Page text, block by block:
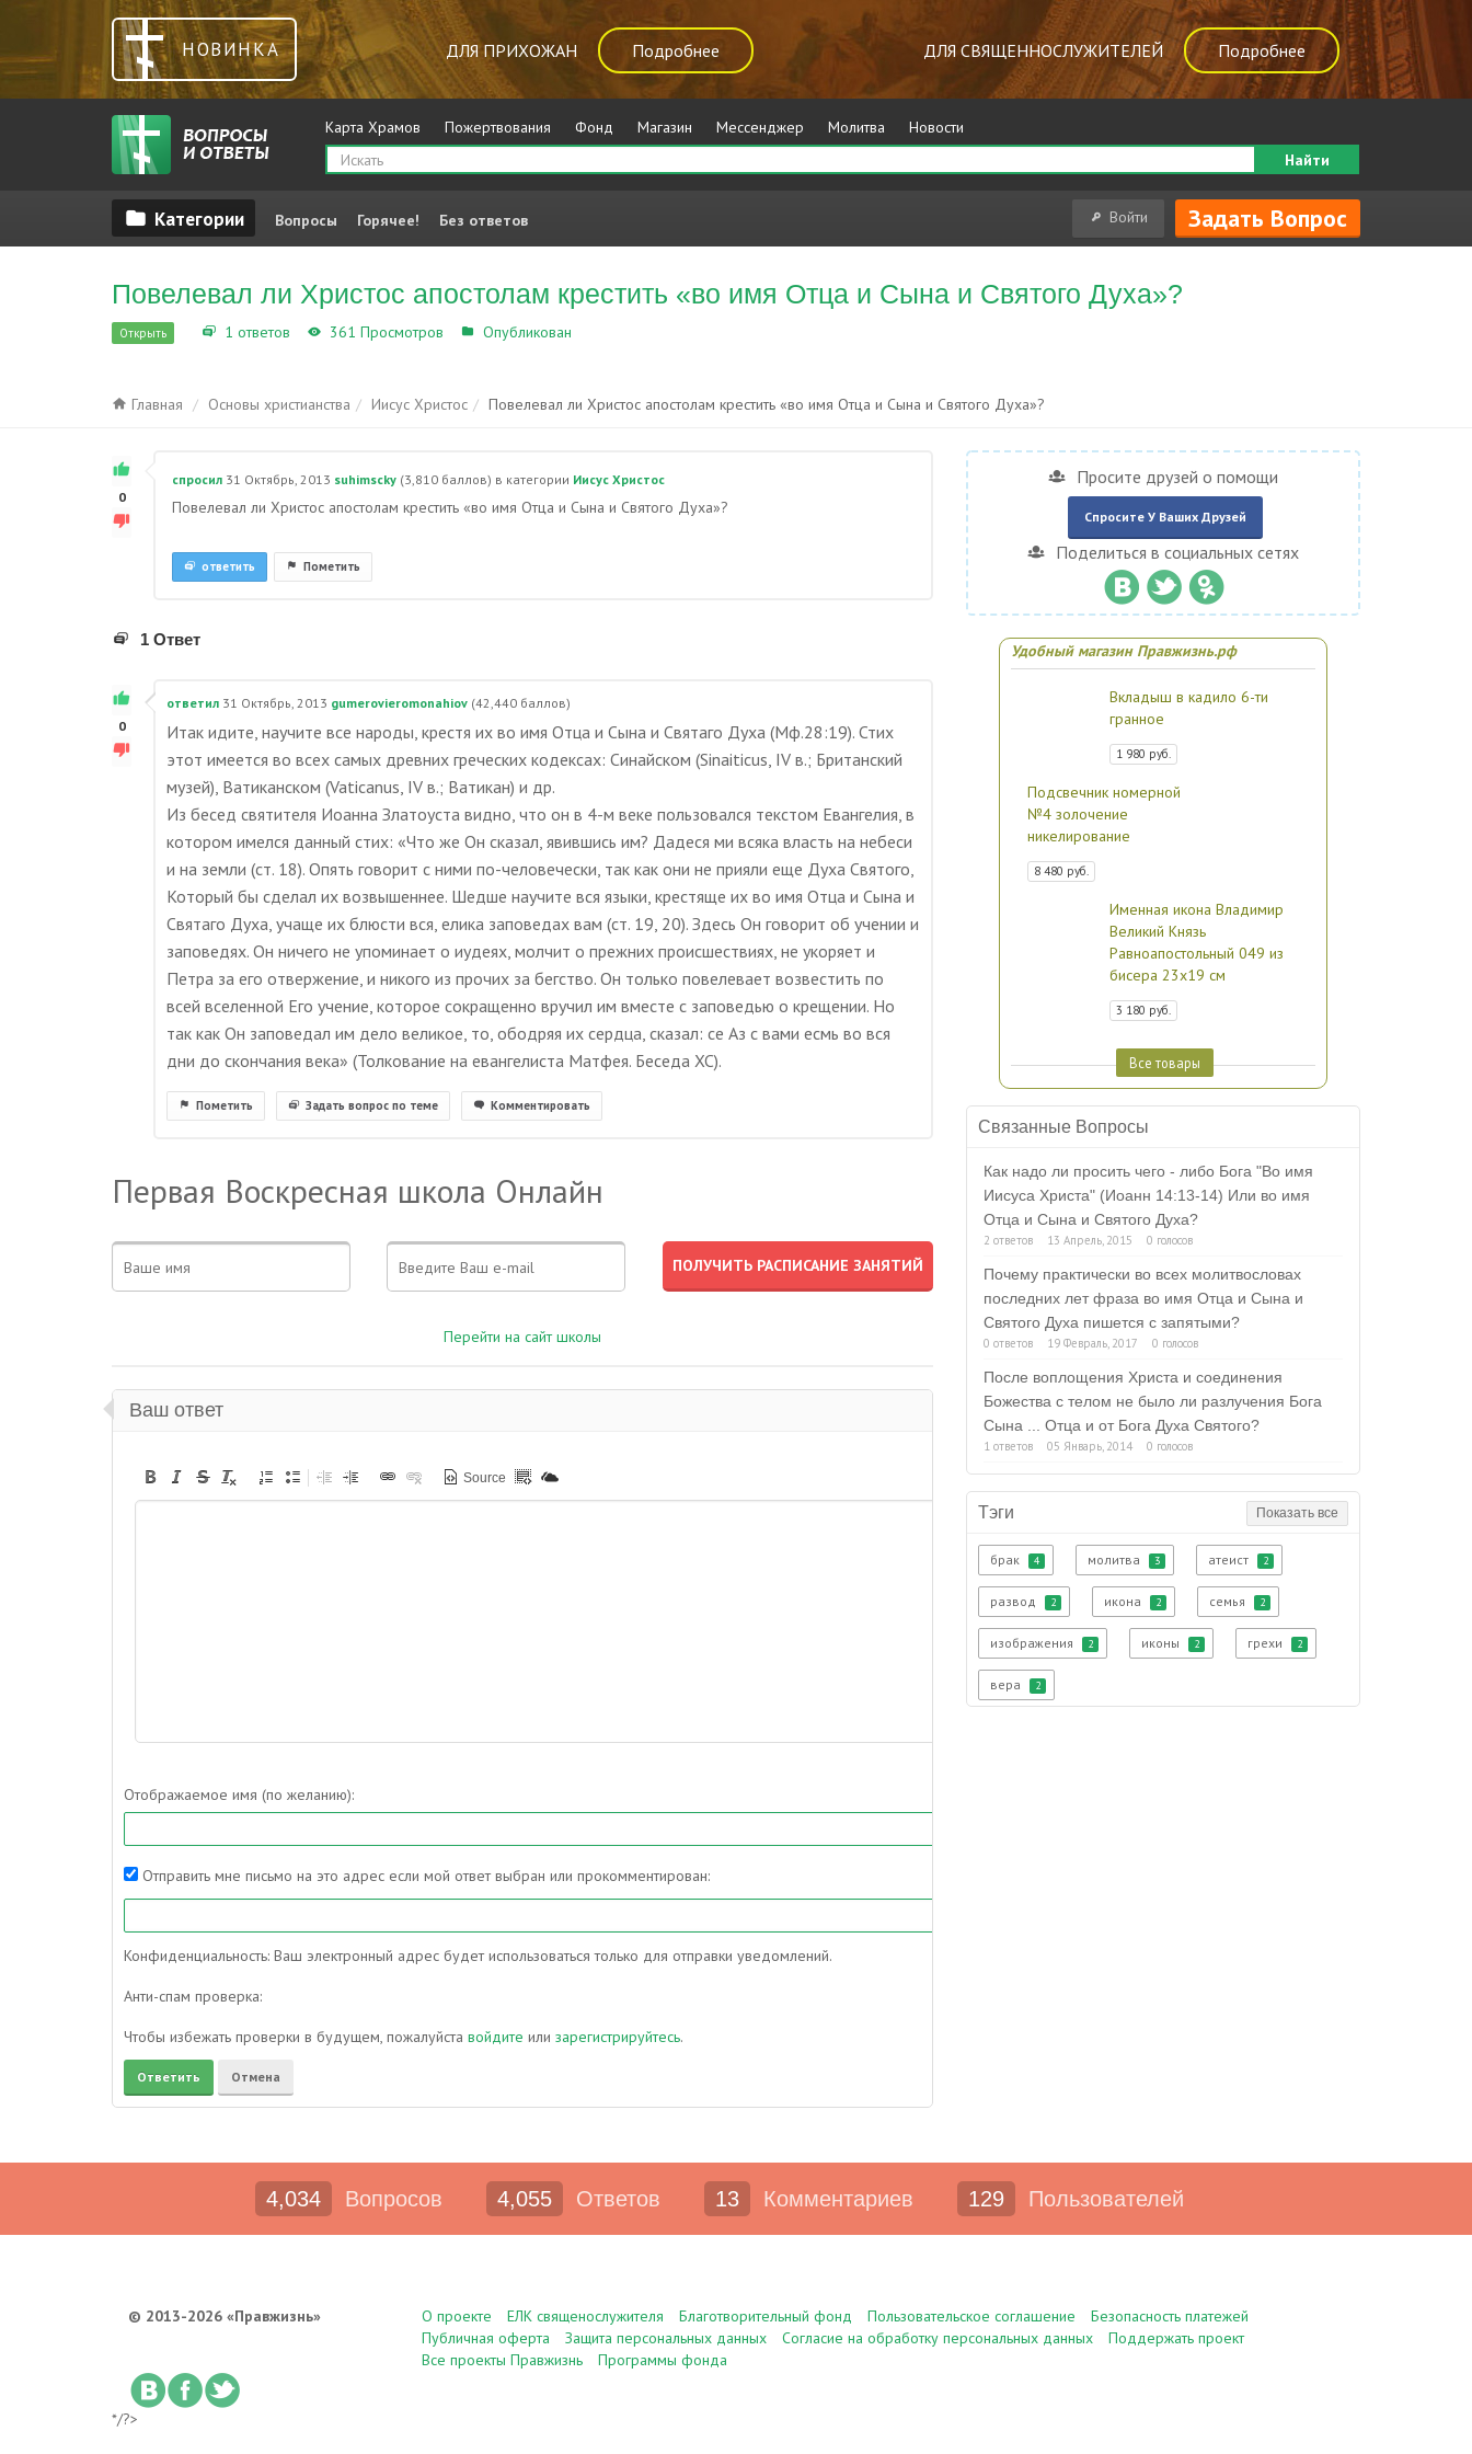
НОВИНКА ДЛЯ ПРИХОЖАН Подробнее ДЛЯ СВЯЩЕННОСЛУЖИТЕЛЕЙ Подробнее
Карта Храмов Пожертвования Фонд Магазин Мессенджер Молитва
Новости
Найти
Вопросы Горячее! Без ответов Войти Задать Вопрос
Повелевал ли Христос апостолам крестить «во имя Отца и Сына и Святого Духа»?
Открыть 1 ответов 361 Просмотров Опубликован
Главная Основы христианства Иисус Христос Повелевал ли Христос апостолам крестить «во имя Отца и Сына и Святого Духа»?
0
спросил 31 Октябрь, 2013 suhimscky (3,810 баллов) в категории Иисус Христос
Повелевал ли Христос апостолам крестить «во имя Отца и Сына и Святого Духа»?
Пометить
ответить
1 Ответ
0
ответил 31 Октябрь, 2013 gumerovieromonahiov (42,440 баллов)
Итак идите, научите все народы, крестя их во имя Отца и Сына и Святаго Духа (Мф.28:19). Стих
этот имеется во всех самых древних греческих кодексах: Синайском (Sinaiticus, IV в.; Британский
музей), Ватиканском (Vaticanus, IV в.; Ватикан) и др.
Из бесед святителя Иоанна Златоуста видно, что он в 4-м веке пользовался текстом Евангелия, в
котором имелся данный стих: «Что же Он сказал, явившись им? Дадеся ми всяка власть на небеси
и на земли (ст. 18). Опять говорит с ними по-человечески, так как они не прияли еще Духа Святого,
Который бы сделал их возвышеннее. Шедше научите вся языки, крестяще их во имя Отца и Сына и
Святаго Духа, учаще их блюсти вся, елика заповедах вам (ст. 19, 20). Здесь Он говорит об учении и
заповедях. Он ничего не упоминает о иудеях, молчит о прежних происшествиях, не укоряет и
Петра за его отвержение, и никого из прочих за бегство. Он только повелевает возвестить по
всей вселенной Его учение, которое сокращенно вручил им вместе с заповедью о крещении. Но
так как Он заповедал им дело великое, то, ободряя их сердца, сказал: се Аз с вами есмь во вся
дни до скончания века» (Толкование на евангелиста Матфея. Беседа XC).
Пометить Задать вопрос по теме Комментировать
Первая Воскресная школа Онлайн
Перейти на сайт школы
Ваш ответ
Source
Отображаемое имя (по желанию):
Отправить мне письмо на это адрес если мой ответ выбран или прокомментирован:
Конфиденциальность: Ваш электронный адрес будет использоваться только для отправки уведомлений.
Анти-спам проверка:
Чтобы избежать проверки в будущем, пожалуйста войдите или зарегистрируйтесь.
Просите друзей о помощи
Спросите У Ваших Друзей
Поделиться в социальных сетях
Удобный магазин Правжизнь.рф
Вкладыш в кадило 6-ти
гранное
1 980 руб.
Подсвечник номерной
№4 золочение
никелирование
8 480 руб.
Именная икона Владимир
Великий Князь
Равноапостольный 049 из
бисера 23х19 см
3 180 руб.
Все товары
Связанные Вопросы
Как надо ли просить чего - либо Бога "Во имя
Иисуса Христа" (Иоанн 14:13-14) Или во имя
Отца и Сына и Святого Духа?
2 ответов 13 Апрель, 2015 0 голосов
Почему практически во всех молитвословах
последних лет фраза во имя Отца и Сына и
Святого Духа пишется с запятыми?
0 ответов 19 Февраль, 2017 0 голосов
После воплощения Христа и соединения
Божества с телом не было ли разлучения Бога
Сына ... Отца и от Бога Духа Святого?
1 ответов 05 Январь, 2014 0 голосов
Тэги Показать все
брак 4 молитва 3 атеист 2
развод 2 икона 2 семья 2
изображения 2 иконы 2 грехи 2
вера 2
4,034 Вопросов 4,055 Ответов 13 Комментариев 129 Пользователей
© 2013-2026 «Правжизнь» О проекте ЕЛК священослужителя Благотворительный фонд Пользовательское соглашение
Безопасность платежей
Публичная оферта
Защита персональных данных Согласие на обработку персональных данных
Поддержать проект
Все проекты Правжизнь
Программы фонда
*/?>